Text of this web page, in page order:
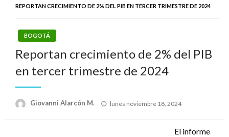
REPORTAN CRECIMIENTO DE 2% DEL PIB EN TERCER TRIMESTRE DE 2024
BOGOTÁ
Reportan crecimiento de 2% del PIB
en tercer trimestre de 2024
Giovanni Alarcón M.
Publicado
lunes noviembre 18, 2024
El informe